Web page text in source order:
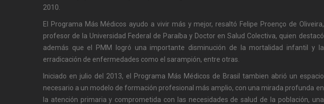
2010.
El Programa Más Médicos ayudo a vivir más y mejor, resaltó Felipe Proenço de Oliveira,
profesor de la Universidad Federal de Paraíba y Doctor en Salud Colectiva, quien destacó
además que el PMM logró una importante disminución de la mortalidad infantil y la
erradicación de enfermedades como el sarampión, entre otras.
Iniciado en julio del 2013, el Programa Más Médicos de Brasil tambien abrió un espacio
necesario a un modelo de formación profesional más amplio, con una mirada profunda en
la atención primaria y comprometida con las necesidades de salud de la población, una